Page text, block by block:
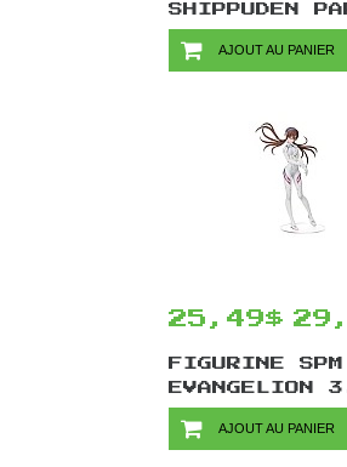
SHIPPUDEN
BANPRESTO -
NARUTO
AJOUT AU PANIER
25,49$
FIGURINE SPM
EVANGELION
1.0 PAR
MARI
AJOUT AU PANIER